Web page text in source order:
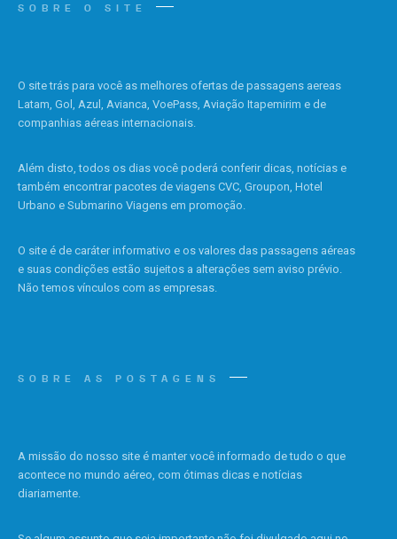
SOBRE O SITE
O site trás para você as melhores ofertas de passagens aereas
Latam, Gol, Azul, Avianca, VoePass, Aviação Itapemirim e de
companhias aéreas internacionais.
Além disto, todos os dias você poderá conferir dicas, notícias e
também encontrar pacotes de viagens CVC, Groupon, Hotel
Urbano e Submarino Viagens em promoção.
O site é de caráter informativo e os valores das passagens aéreas
e suas condições estão sujeitos a alterações sem aviso prévio.
Não temos vínculos com as empresas.
SOBRE AS POSTAGENS
A missão do nosso site é manter você informado de tudo o que
acontece no mundo aéreo, com ótimas dicas e notícias
diariamente.